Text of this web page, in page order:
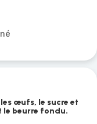
œufs, le sucre et
le beurre fondu.